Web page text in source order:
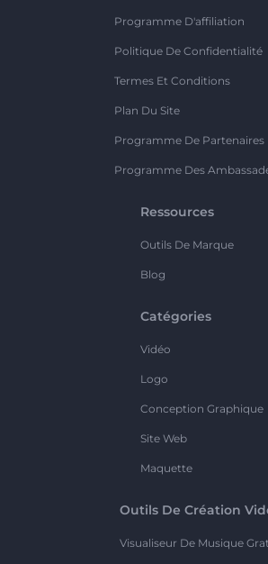
Programme D'affiliation
Politique De Confidentialité
Termes Et Conditions
Plan Du Site
Programme De Partenaires
Programme Des
Ressources
Outils De Marque
Blog
Catégories
Vidéo
Logo
Conception Graphique
Site Web
Maquette
Outils De Création
Visualiseur De Musique